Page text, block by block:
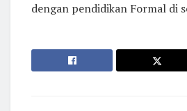
dengan pendidikan Formal di